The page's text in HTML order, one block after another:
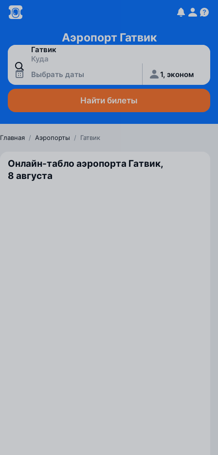
Аэропорт Гатвик
Выбрать даты 1, эконом
Найти билеты
Главная / Аэропорты / Гатвик
Онлайн-табло аэропорта Гатвик,
8 августа